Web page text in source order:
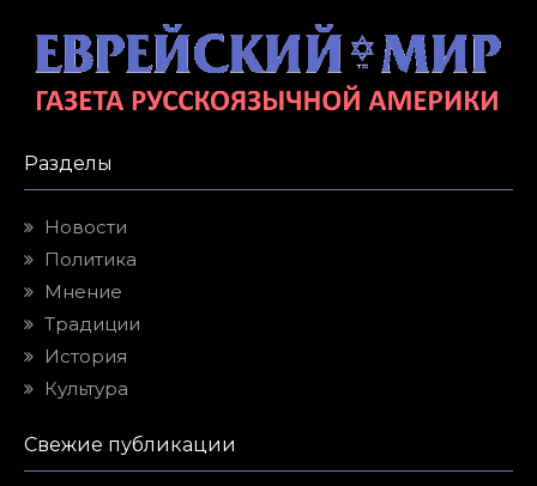
Разделы
Новости
Политика
Мнение
Традиции
История
Культура
Свежие публикации